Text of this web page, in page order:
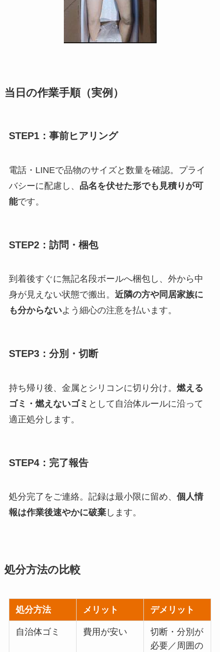
当日の作業手順（実例）
STEP1：事前ヒアリング
電話・LINEで品物のサイズと数量を確認。プライ
バシーに配慮し、 品名を伏せた形でも見積りが可
能です。
STEP2：訪問・梱包
到着後すぐに無記名段ボールへ梱包し、外から中
身が見えない状態で搬出。 近隣の方や同居家族に
も分からないよう細心の注意を払います。
STEP3：分別・切断
持ち帰り後、金属とシリコンに切り分け。 燃える
ゴミ・燃えないゴミ として自治体ルールに沿って
適正処分します。
STEP4：完了報告
処分完了をご連絡。記録は最小限に留め、 個人情
報は作業後速やかに破棄します。
処分方法の比較
処分方法 メリット デメリット
自治体ゴミ 費用が安い
切断・分別が
必要／周囲の